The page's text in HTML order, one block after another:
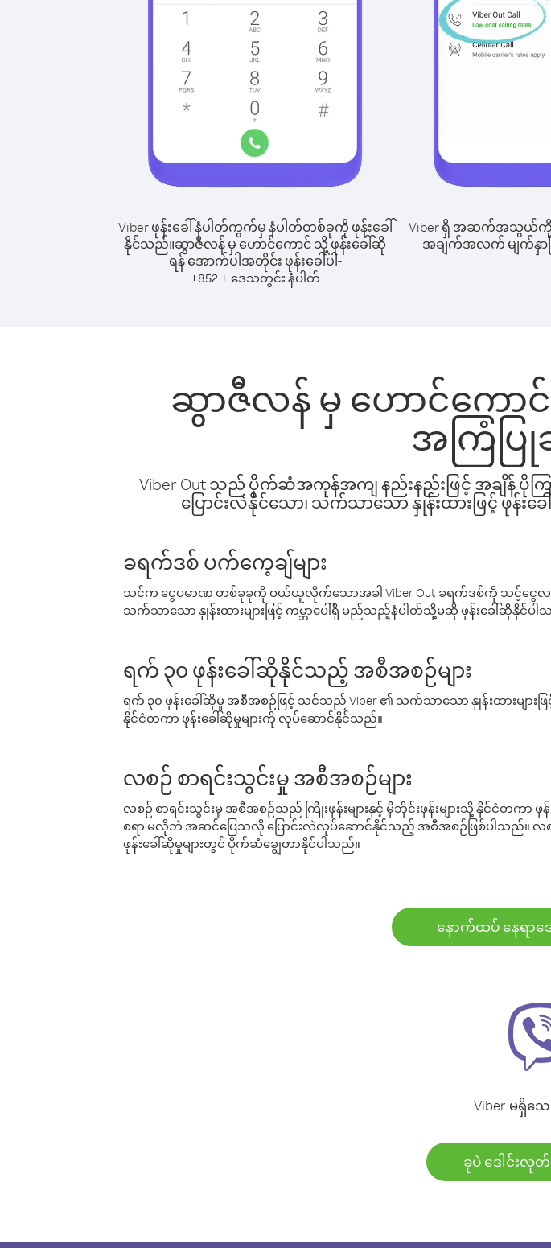
Viber ဖုန်းခေါ်နံပါတ်ကွက်မှ နံပါတ်တစ်ခုကို ဖုန်းခေါ်
နိုင်သည်။ဆွာဇီလန် မှ ဟောင်ကောင် သို့ ဖုန်းခေါ်ဆို
ရန် အောက်ပါအတိုင်း ဖုန်းခေါ်ပါ-
+852+ ဒေသတွင်း နံပါတ်
Viber ရှိ အဆက်အသွယ်ကို
အချက်အလက် မျက်နှာပြ
ဆွာဇီလန် မှ ဟောင်ကော
အကြံပြု
Viber Out သည် ပိုက်ဆံအကုန်အကျ နည်းနည်းဖြင့် အချိန် ပို
ပြောင်းလဲနိုင်သော၊ သက်သာသော နှုန်းထားဖြင့် ဖုန်း
ခရက်ဒစ် ပက်ကေ့ချ်များ
သင်က ငွေပမာဏ တစ်ခုခုကို ဝယ်ယူလိုက်သောအခါ Viber Out ခရက်ဒစ်ကို သင့်ငွ
သက်သာသော နှုန်းထားများဖြင့် ကမ္ဘာပေါ်ရှိ မည်သည့်နံပါတ်သို့မဆို ဖုန်းခေါ်ဆိုနိုင်ပါ
ရက် ၃၀ ဖုန်းခေါ်ဆိုနိုင်သည့် အစီအစဉ်များ
ရက် ၃၀ ဖုန်းခေါ်ဆိုမှု အစီအစဉ်ဖြင့် သင်သည် Viber ၏ သက်သာသော နှုန်းထားမျာ
နိုင်ငံတကာ ဖုန်းခေါ်ဆိုမှုများကို လုပ်ဆောင်နိုင်သည်။
လစဉ် စာရင်းသွင်းမှု အစီအစဉ်များ
လစဉ် စာရင်းသွင်းမှု အစီအစဉ်သည် ကြိုးဖုန်းများနှင့် မိုဘိုင်းဖုန်းများသို့ နိုင်ငံတက
စရာ မလိုဘဲ အဆင်ပြေသလို ပြောင်းလဲလုပ်ဆောင်နိုင်သည့် အစီအစဉ်ဖြစ်ပါသည်။ လ
ဖုန်းခေါ်ဆိုမှုများတွင် ပိုက်ဆံချွေတာနိုင်ပါသည်။
နောက်ထပ် နေရာဒ
Viber မရှိသ
ခုပဲ ဒေါင်းလု